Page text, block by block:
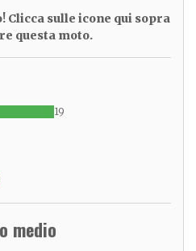
Clicca sulle icone qui sopra
questa moto.
19
medio